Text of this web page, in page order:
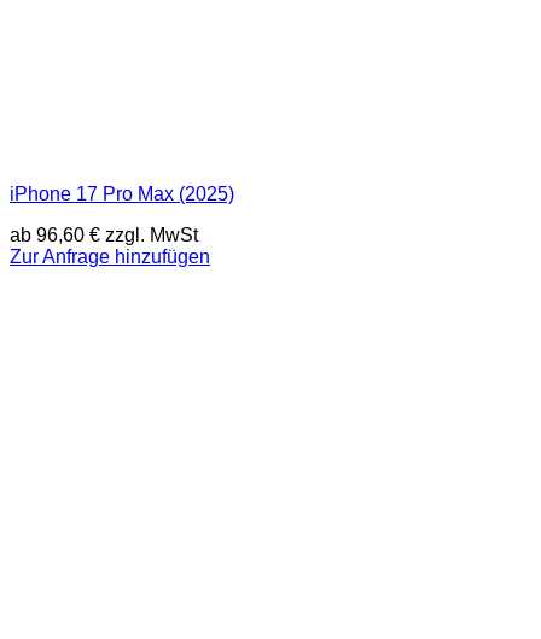
iPhone 17 Pro Max (2025)
ab 96,60 € zzgl. MwSt
Zur Anfrage hinzufügen